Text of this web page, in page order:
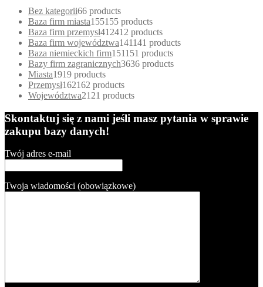
Bez kategorii66 products
Baza firm miasta155155 products
Baza firm przemysł412412 products
Baza firm województwa141141 products
Baza niemieckich firm151151 products
Bazy firm zagranicznych3636 products
Miasta1919 products
Przemysł162162 products
Województwa21 21 products
Skontaktuj się z nami jeśli masz pytania w sprawie
zakupu bazy danych!
Twój adres e-mail
Twoja wiadomości (obowiązkowe)